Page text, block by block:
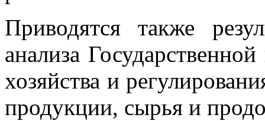
Приводятся также
анализа
хозяйства и
продукции, сырья и